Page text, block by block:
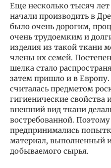
Еще несколько тысяч
начали производить в
было очень дорогим,
очень трудоемким и
изделия из такой ткани
члены их семей.
шелка стало
затем пришло и в
считалась предметом
гигиенические
внешний вид ткани
востребованной.
предпринимались
материал, выполненный
добываемого сырья.